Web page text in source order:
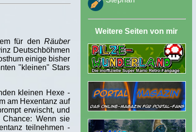
für denRäuber
Deutschböhmen
einige bisher
"kleinen" Stars
kleinen Hexe -
am Hexentanz auf
erwischt, und
Wenn sie
teilnehmen -
Weitere Seiten von mir